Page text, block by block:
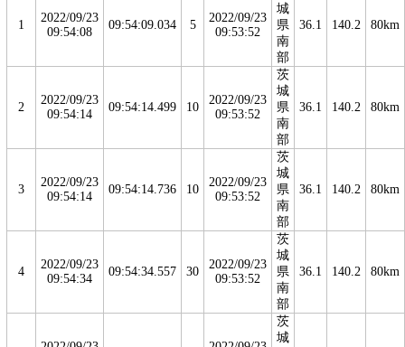
1
2022/09/23
09:54:08
09:54:09.034 5
2022/09/23
09:53:52
城
県
南
部
36.1 140.2 80km
2
2022/09/23
09:54:14
09:54:14.499 10
2022/09/23
09:53:52
茨
城
県
南
部
36.1 140.2 80km
3
2022/09/23
09:54:14
09:54:14.736 10
2022/09/23
09:53:52
茨
城
県
南
部
36.1 140.2 80km
4
2022/09/23
09:54:34
09:54:34.557 30
2022/09/23
09:53:52
茨
城
県
南
部
36.1 140.2 80km
茨
城